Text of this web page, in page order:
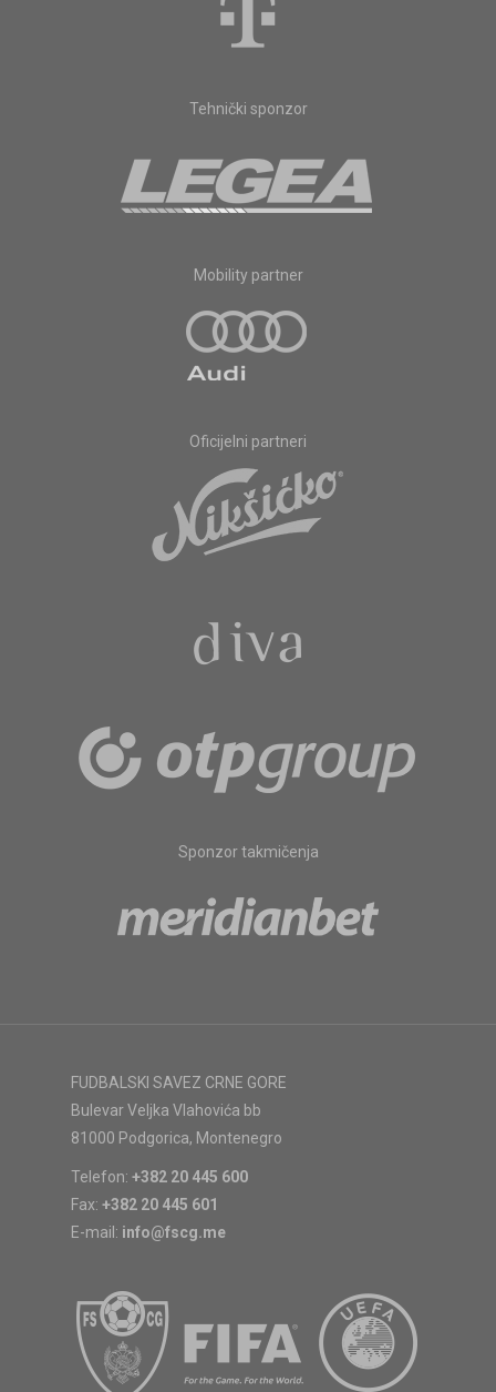
Tehnički sponzor
Mobility partner
Oficijelni partneri
Sponzor takmičenja
FUDBALSKI SAVEZ CRNE GORE
Bulevar Veljka Vlahovića bb
81000 Podgorica, Montenegro
Telefon: +382 20 445 600
Fax: +382 20 445 601
E-mail: info@fscg.me